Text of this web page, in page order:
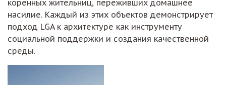
коренных жительниц, переживших домашнее
насилие. Каждый из этих объектов демонстрирует
подход LGA к архитектуре как инструменту
социальной поддержки и создания качественной
среды.